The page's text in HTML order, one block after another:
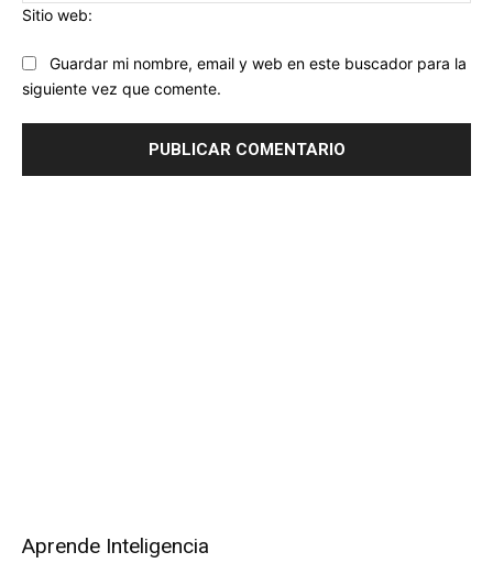
Sitio web:
Guardar mi nombre, email y web en este buscador para la
siguiente vez que comente.
Aprende Inteligencia